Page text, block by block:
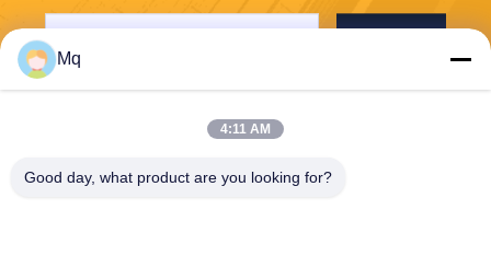
Mq
4:11 AM
Good day, what product are you looking for?